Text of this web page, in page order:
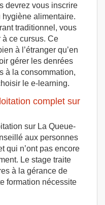
devrez vous inscrire
hygiène alimentaire.
traditionnel, vous
ce cursus. Ce
à l’étranger qu’en
gérer les denrées
à la consommation,
le e-learning.
complet sur
sur La Queue-
aux personnes
qui n’ont pas encore
Le stage traite
à la gérance de
formation nécessite